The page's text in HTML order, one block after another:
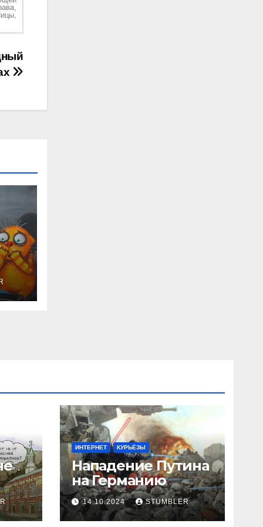
ИНТЕРНЕТ КУРЬЁЗЫ
Нападение Путина
на Германию
14.10.2024 STUMBLER